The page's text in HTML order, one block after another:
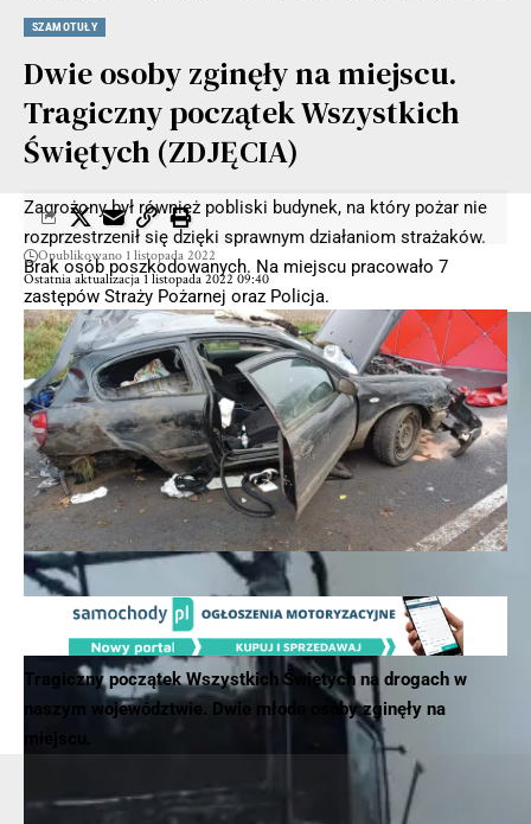
Zagrożony był również pobliski budynek, na który pożar nie
rozprzestrzenił się dzięki sprawnym działaniom strażaków.
Brak osób poszkodowanych. Na miejscu pracowało 7
zastępów Straży Pożarnej oraz Policja.
SZAMOTUŁY
Dwie osoby zginęły na miejscu.
Tragiczny początek Wszystkich
Świętych (ZDJĘCIA)
Ostatnia aktualizacja 1 listopada 2022 09:40
Opublikowano 1 listopada 2022
Tragiczny początek Wszystkich Świętych na drogach w
naszym województwie. Dwie młode osoby zginęły na
miejscu.